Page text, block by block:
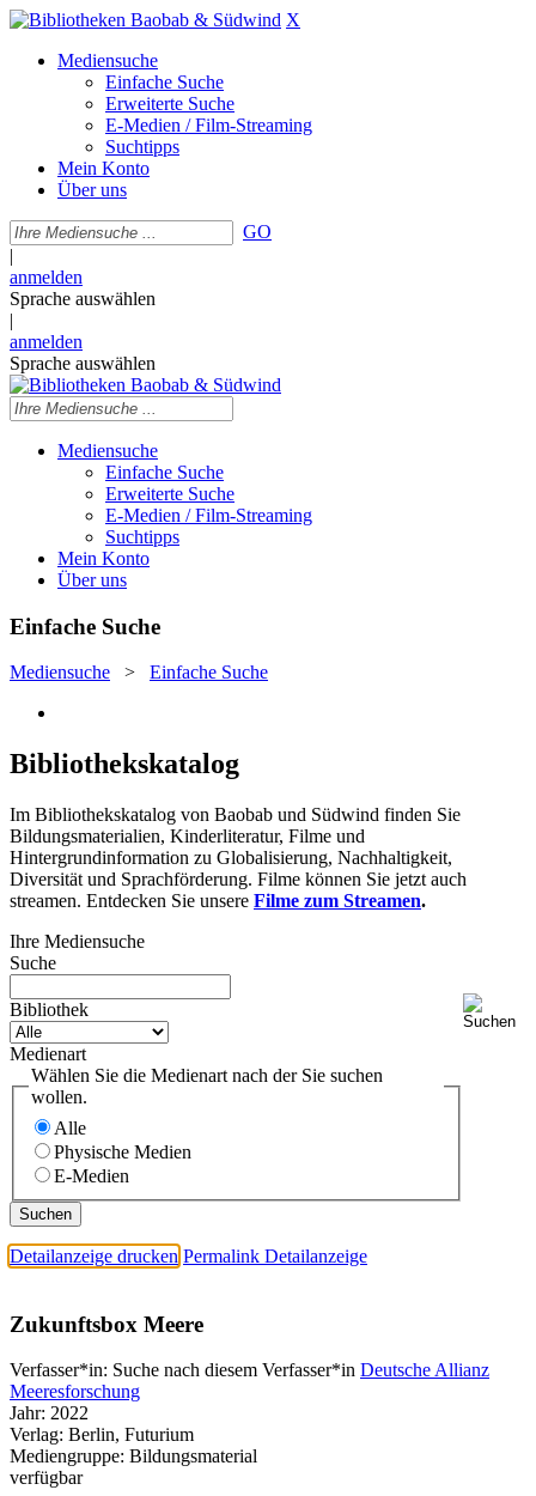
X
Mediensuche
Einfache Suche
Erweiterte Suche
E-Medien / Film-Streaming
Suchtipps
Mein Konto
Über uns
GO
|
anmelden
Sprache auswählen
|
anmelden
Sprache auswählen
Mediensuche
Einfache Suche
Erweiterte Suche
E-Medien / Film-Streaming
Suchtipps
Mein Konto
Über uns
Einfache Suche
Mediensuche > Einfache Suche
Bibliothekskatalog
Im Bibliothekskatalog von Baobab und Südwind finden Sie
Bildungsmaterialien, Kinderliteratur, Filme und
Hintergrundinformation zu Globalisierung, Nachhaltigkeit,
Diversität und Sprachförderung. Filme können Sie jetzt auch
streamen. Entdecken Sie unsere Filme zum Streamen.
Ihre Mediensuche
Suche
Bibliothek
Medienart
Wählen Sie die Medienart nach der Sie suchen
wollen.
Alle
Physische Medien
E-Medien
Detailanzeige drucken Permalink Detailanzeige
Zukunftsbox Meere
Verfasser*in: Suche nach diesem Verfasser*in Deutsche Allianz
Meeresforschung
Jahr: 2022
Verlag: Berlin, Futurium
Mediengruppe: Bildungsmaterial
verfügbar